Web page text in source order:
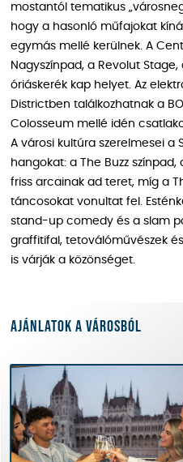
mostantól tematikus
hogy a hasonló műfajokat
egymás mellé kerülnek. A
Nagyszínpad, a Revolut
óriáskerék kap helyet. Az
Districtben találkozhatnak a
Colosseum mellé idén
A városi kultúra szerelmesei a
hangokat: a The Buzz
friss arcainak ad teret, míg a
táncosokat vonultat fel.
stand-up comedy és a slam
graffitifal, tetoválóművészek
is várják a közönséget.
Ajánlatok a városból